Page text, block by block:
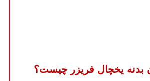
یخچال فریزر چیست؟